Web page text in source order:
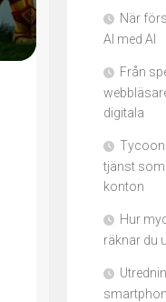
När
AI med AI
Från
digitala
tjänst
konton
Hur
räknar du